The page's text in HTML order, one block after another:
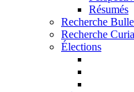
Résumés
Recherche
Recherche
Élections